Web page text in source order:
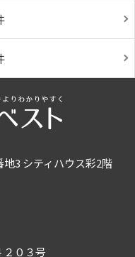
3 シティハウス彩2階
０３号